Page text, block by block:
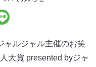
ャルジャル主催のお笑
大賞 presented byジャ